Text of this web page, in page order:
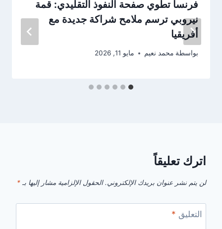
فرنسا تطوي صفحة النفوذ التقليدي: قمة
نيروبي ترسم ملامح شراكة جديدة مع
أفريقيا
بواسطة محمد نعيم مايو 11, 2026
اترك تعليقاً
لن يتم نشر عنوان بريدك الإلكتروني. الحقول الإلزامية مشار إليها بـ *
التعليق *